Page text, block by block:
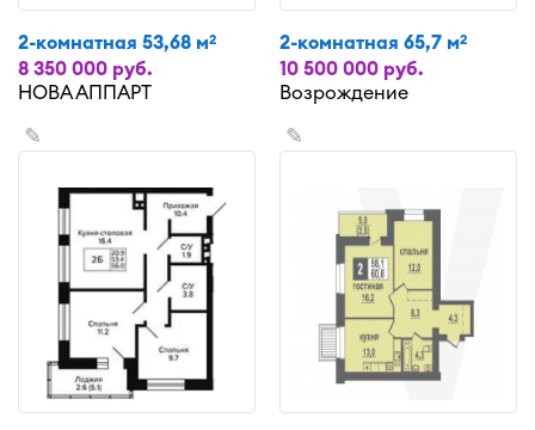
2-комнатная 53,68 м2
8 350 000 руб.
НОВА АППАРТ
2-комнатная 65,7 м2
10 500 000 руб.
Возрождение
✎ ✎